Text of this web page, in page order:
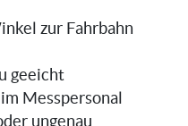
zur Fahrbahn
geeicht
Messpersonal
ungenau